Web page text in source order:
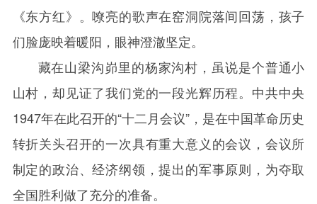
《东方红》。嘹亮的歌声在窑洞院落间回荡，孩子
们脸庞映着暖阳，眼神澄澈坚定。
藏在山梁沟峁里的杨家沟村，虽说是个普通小
山村，却见证了我们党的一段光辉历程。中共中央
1947年在此召开的“十二月会议”，是在中国革命历史
转折关头召开的一次具有重大意义的会议，会议所
制定的政治、经济纲领，提出的军事原则，为夺取
全国胜利做了充分的准备。